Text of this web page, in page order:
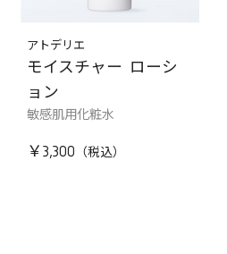
アトデリエ
モイスチャー ローシ
ョン
敏感肌用化粧水
￥3,300